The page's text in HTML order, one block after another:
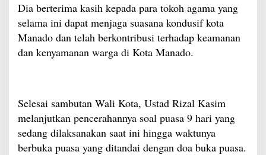
Dia berterima kasih kepada para tokoh agama yang
selama ini dapat menjaga suasana kondusif kota
Manado dan telah berkontribusi terhadap keamanan
dan kenyamanan warga di Kota Manado.
Selesai sambutan Wali Kota, Ustad Rizal Kasim
melanjutkan pencerahannya soal puasa 9 hari yang
sedang dilaksanakan saat ini hingga waktunya
berbuka puasa yang ditandai dengan doa buka puasa.